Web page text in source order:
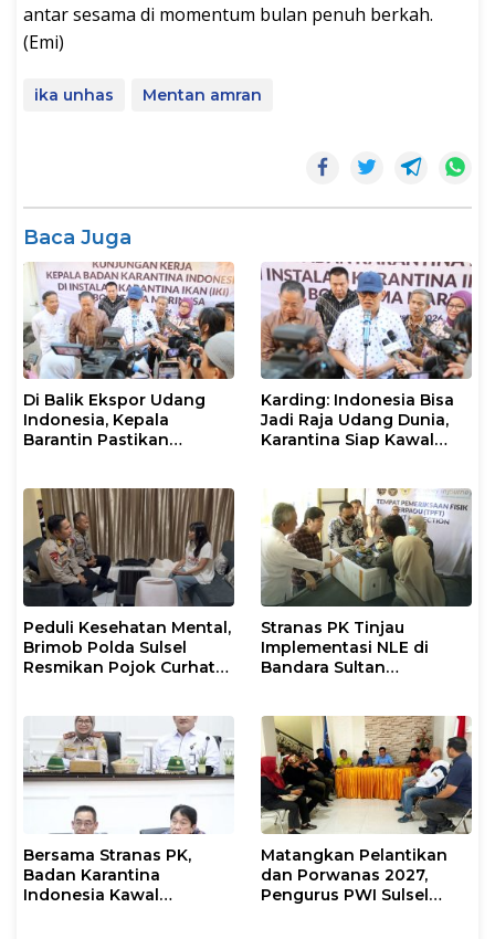
antar sesama di momentum bulan penuh berkah.
(Emi)
ika unhas Mentan amran
Baca Juga
Di Balik Ekspor Udang
Indonesia, Kepala
Barantin Pastikan
Karding: Indonesia Bisa
Jadi Raja Udang Dunia,
Karantina Siap Kawal
Peduli Kesehatan Mental,
Brimob Polda Sulsel
Resmikan Pojok Curhat
Stranas PK Tinjau
Implementasi NLE di
Bandara Sultan
Bersama Stranas PK,
Badan Karantina
Indonesia Kawal
Matangkan Pelantikan
dan Porwanas 2027,
Pengurus PWI Sulsel